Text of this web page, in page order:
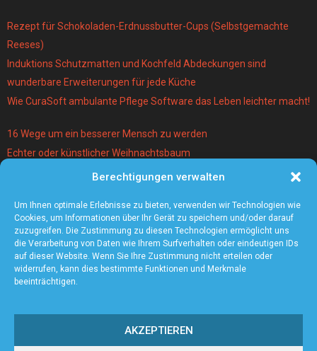
Berechtigungen verwalten
Um Ihnen optimale Erlebnisse zu bieten, verwenden wir Technologien wie
Cookies, um Informationen über Ihr Gerät zu speichern und/oder darauf
zuzugreifen. Die Zustimmung zu diesen Technologien ermöglicht uns
die Verarbeitung von Daten wie Ihrem Surfverhalten oder eindeutigen IDs
auf dieser Website. Wenn Sie Ihre Zustimmung nicht erteilen oder
widerrufen, kann dies bestimmte Funktionen und Merkmale
beeinträchtigen.
AKZEPTIEREN
Rezept für Schokoladen-Erdnussbutter-Cups (Selbstgemachte
Reeses)
Induktions Schutzmatten und Kochfeld Abdeckungen sind
wunderbare Erweiterungen für jede Küche
Wie CuraSoft ambulante Pflege Software das Leben leichter macht!
16 Wege um ein besserer Mensch zu werden
Echter oder künstlicher Weihnachtsbaum
Warum lohnt es sich einen Magier und Mentalist zu buchen?
Die 5 angesagtesten Schmuck-Trends 2021